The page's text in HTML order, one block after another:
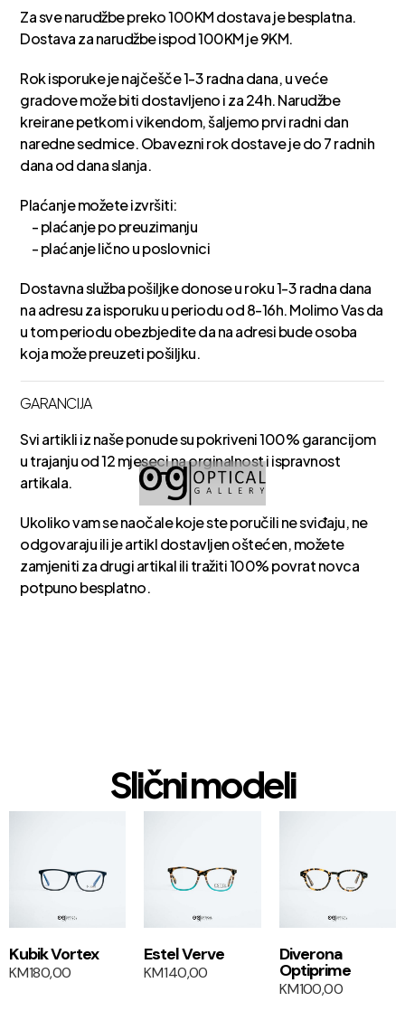
Za sve narudžbe preko 100KM dostava je besplatna.
Dostava za narudžbe ispod 100KM je 9KM.
Rok isporuke je najčešče 1-3 radna dana, u veće
gradove može biti dostavljeno i za 24h. Narudžbe
kreirane petkom i vikendom, šaljemo prvi radni dan
naredne sedmice. Obavezni rok dostave je do 7 radnih
dana od dana slanja.
Plaćanje možete izvršiti:
- plaćanje po preuzimanju
- plaćanje lično u poslovnici
Dostavna služba pošiljke donose u roku 1-3 radna dana
na adresu za isporuku u periodu od 8-16h. Molimo Vas da
u tom periodu obezbjedite da na adresi bude osoba
koja može preuzeti pošiljku.
GARANCIJA
Svi artikli iz naše ponude su pokriveni 100% garancijom
u trajanju od 12 mjeseci na orginalnost i ispravnost
artikala.
Ukoliko vam se naočale koje ste poručili ne sviđaju, ne
odgovaraju ili je artikl dostavljen oštećen, možete
zamjeniti za drugi artikal ili tražiti 100% povrat novca
potpuno besplatno.
Slični modeli
1+1
Kubik Vortex
KM180,00
Estel Verve
KM140,00
1+1
Diverona
Optiprime
KM100,00